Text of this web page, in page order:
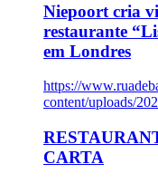
Niepoort cria
restaurante
em Londres
https://
content/uploads/
CARTA